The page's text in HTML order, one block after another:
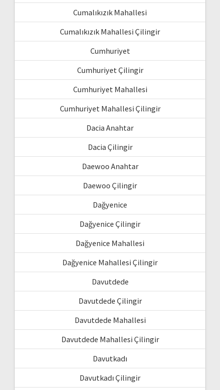
Cumalıkızık Mahallesi
Cumalıkızık Mahallesi Çilingir
Cumhuriyet
Cumhuriyet Çilingir
Cumhuriyet Mahallesi
Cumhuriyet Mahallesi Çilingir
Dacia Anahtar
Dacia Çilingir
Daewoo Anahtar
Daewoo Çilingir
Dağyenice
Dağyenice Çilingir
Dağyenice Mahallesi
Dağyenice Mahallesi Çilingir
Davutdede
Davutdede Çilingir
Davutdede Mahallesi
Davutdede Mahallesi Çilingir
Davutkadı
Davutkadı Çilingir